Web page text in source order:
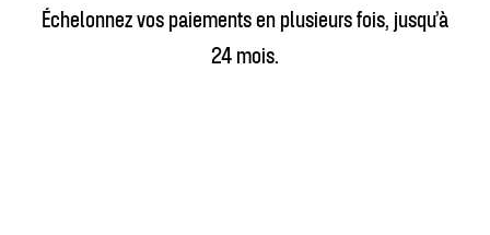
Échelonnez vos paiements en plusieurs fois, jusqu’à
24 mois.